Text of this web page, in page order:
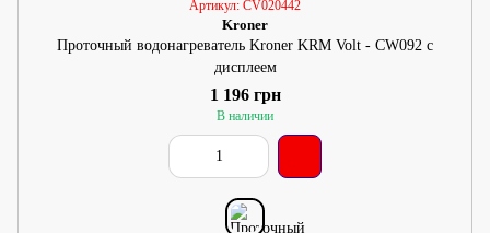
Артикул: CV020442
Kroner
Проточный водонагреватель Kroner KRM Volt - CW092 с
дисплеем
1 196 грн
В наличии